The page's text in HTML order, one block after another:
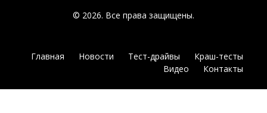
© 2026. Все права защищены.
Главная Новости Тест-драйвы
Краш-тесты
Видео
Контакты